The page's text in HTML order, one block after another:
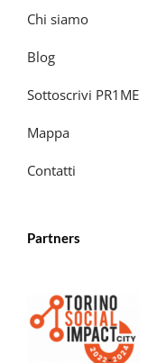
Chi siamo
Blog
Sottoscrivi PR1ME
Mappa
Contatti
Partners